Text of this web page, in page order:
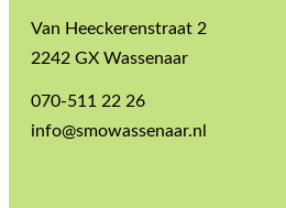
Van Heeckerenstraat 2
2242 GX Wassenaar
070-511 22 26
info@smowassenaar.nl